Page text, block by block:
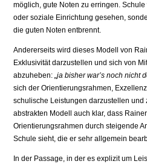
möglich, gute Noten zu erringen.
oder soziale Einrichtung gesehen,
die guten Noten entbrennt.
Andererseits wird dieses Modell von
Exklusivität darzustellen und sich von
abzuheben:„ja bisher war’s noch nicht
sich der Orientierungsrahmen,
schulische Leistungen darzustellen und
abstrakten Modell auch klar, dass
Orientierungsrahmen durch steigende
Schule sieht, die er sehr allgemein
In der Passage, in der es explizit um